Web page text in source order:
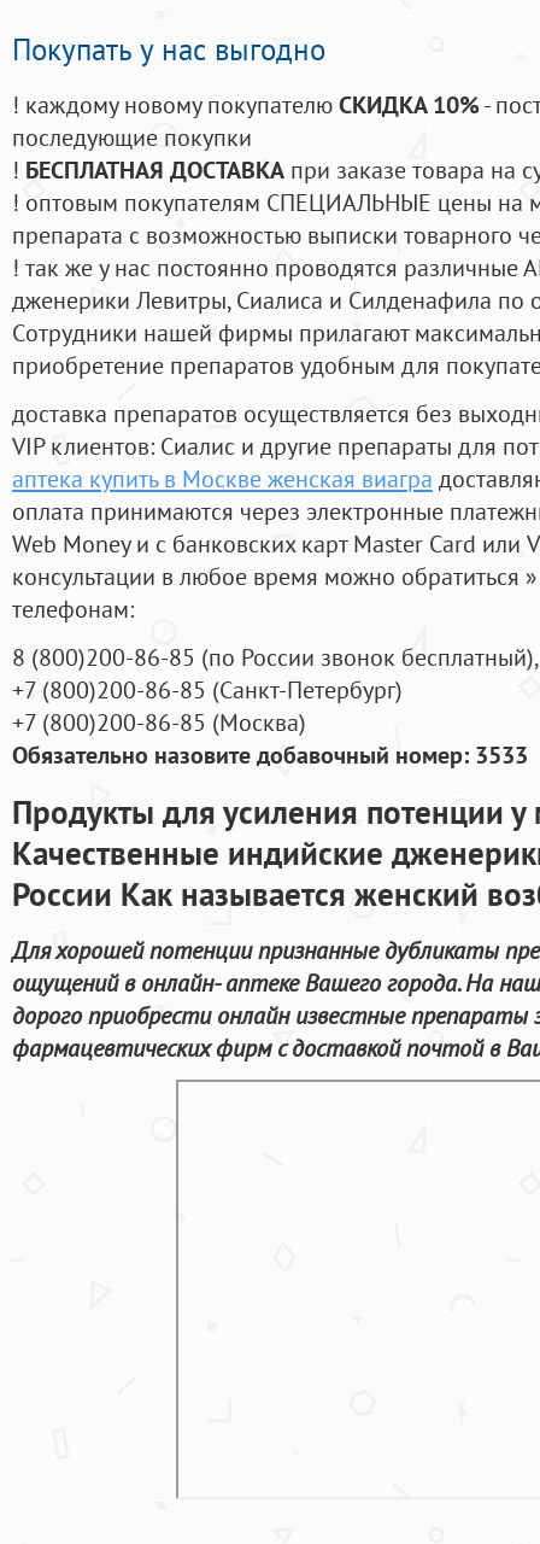
Покупать у нас выгодно
! каждому новому покупателюСКИДКА 10%-
последующие покупки
! БЕСПЛАТНАЯ ДОСТАВКА при заказе товара на
! оптовым покупателям СПЕЦИАЛЬНЫЕ цены на
препарата с возможностью выписки товарного
! так же у нас постоянно проводятся
дженерики Левитры, Сиалиса и Силденафила по
Cотрудники нашей фирмы прилагают
приобретение препаратов удобным для
доставка препаратов осуществляется без
VIP клиентов: Сиалис и другие препараты для
аптека купить в Москве женская виагра
оплата принимаются через электронные
Web Money и с банковских карт Master Card или
консультации в любое время можно обратиться
телефонам:
8 (800)200-86-85 (по России звонок бесплатный),
+7 (800)200-86-85 (Санкт-Петербург)
+7 (800)200-86-85 (Москва)
Обязательно назовите добавочный номер: 3533
Продукты для усиления потенции
Качественные индийские
России Как называется женский
Для хорошей потенции признанные дубликаты
ощущений в онлайн- аптеке Вашего города. На
дорого приобрести онлайн известные
фармацевтических фирм с доставкой почтой в